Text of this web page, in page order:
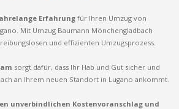
Erfahrung für Ihren Umzug von
Mit Umzug Baumann Mönchengladbach
und effizienten Umzugsprozess.
sorgt dafür, dass Ihr Hab und Gut sicher und
an Ihrem neuen Standort in Lugano ankommt.
unverbindlichen Kostenvoranschlag und